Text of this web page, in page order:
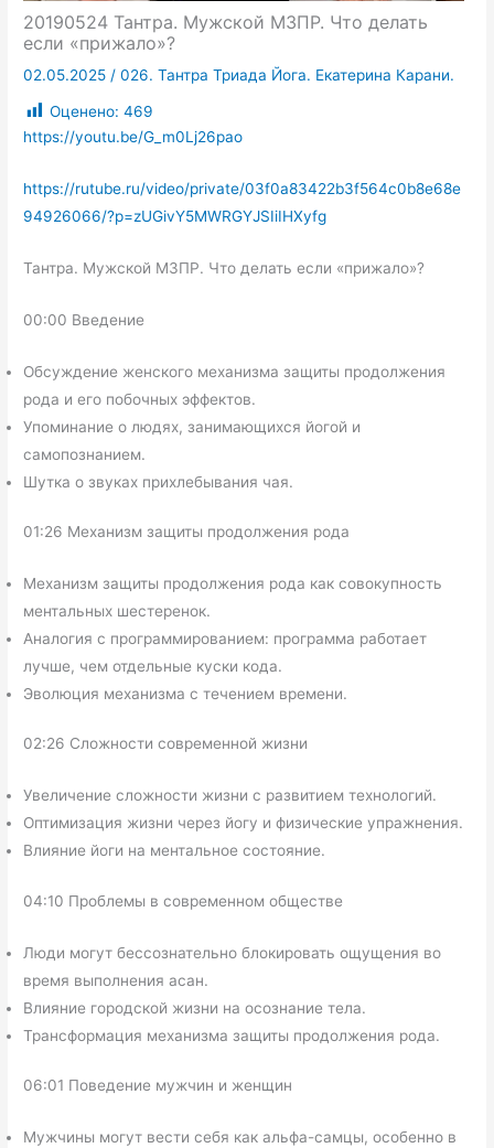
20190524 Тантра. Мужской МЗПР. Что делать
если «прижало»?
02.05.2025 /026. Тантра Триада Йога. Екатерина Карани.
Оценено: 469
https://youtu.be/G_m0Lj26pao
https://rutube.ru/video/private/03f0a83422b3f564c0b8e68e
94926066/?p=zUGivY5MWRGYJSIiIHXyfg
Тантра. Мужской МЗПР. Что делать если «прижало»?
00:00 Введение
Обсуждение женского механизма защиты продолжения
рода и его побочных эффектов.
Упоминание о людях, занимающихся йогой и
самопознанием.
Шутка о звуках прихлебывания чая.
01:26 Механизм защиты продолжения рода
Механизм защиты продолжения рода как совокупность
ментальных шестеренок.
Аналогия с программированием: программа работает
лучше, чем отдельные куски кода.
Эволюция механизма с течением времени.
02:26 Сложности современной жизни
Увеличение сложности жизни с развитием технологий.
Оптимизация жизни через йогу и физические упражнения.
Влияние йоги на ментальное состояние.
04:10 Проблемы в современном обществе
Люди могут бессознательно блокировать ощущения во
время выполнения асан.
Влияние городской жизни на осознание тела.
Трансформация механизма защиты продолжения рода.
06:01 Поведение мужчин и женщин
Мужчины могут вести себя как альфа-самцы, особенно в